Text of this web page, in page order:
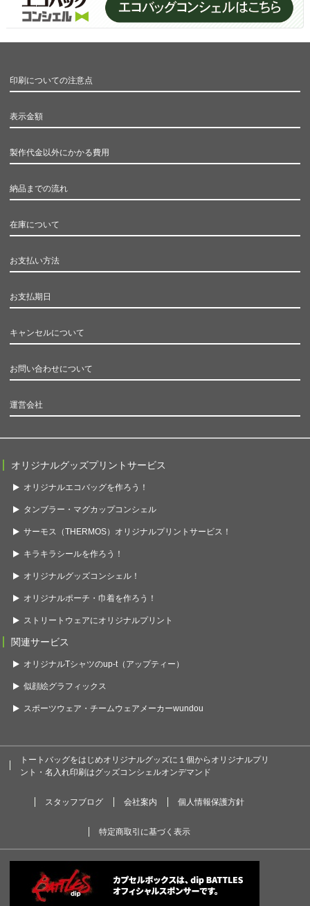
印刷についての注意点
表示金額
製作代金以外にかかる費用
納品までの流れ
在庫について
お支払い方法
お支払期日
キャンセルについて
お問い合わせについて
運営会社
オリジナルグッズプリントサービス
オリジナルエコバッグを作ろう！
タンブラー・マグカップコンシェル
サーモス（THERMOS）オリジナルプリントサービス！
キラキラシールを作ろう！
オリジナルグッズコンシェル！
オリジナルポーチ・巾着を作ろう！
ストリートウェアにオリジナルプリント
関連サービス
オリジナルTシャツのup-t（アップティー）
似顔絵グラフィックス
スポーツウェア・チームウェアメーカーwundou
トートバッグをはじめオリジナルグッズに１個からオリジナルプリ
ント・名入れ印刷はグッズコンシェルオンデマンド
スタッフブログ 会社案内 個人情報保護方針
特定商取引に基づく表示